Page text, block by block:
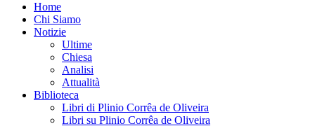
Home
Chi Siamo
Notizie
Ultime
Chiesa
Analisi
Attualità
Biblioteca
Libri di Plinio Corrêa de Oliveira
Libri su Plinio Corrêa de Oliveira